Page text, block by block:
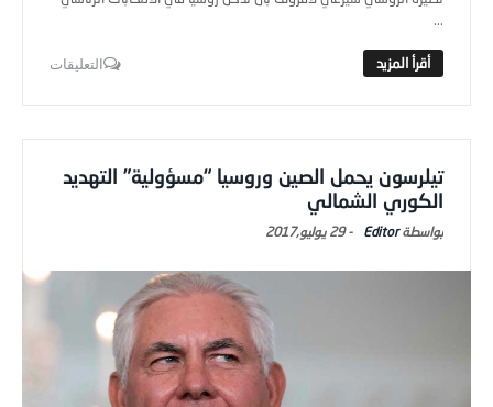
...
التعليقات
تيلرسون يحمل الصين وروسيا “مسؤولية” التهديد
الكوري الشمالي
Editor
-29 يوليو,2017